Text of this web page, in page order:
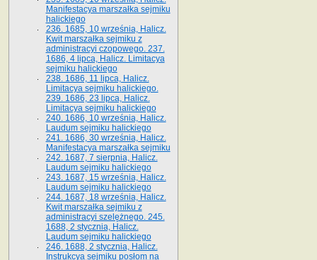
Manifestacya marszałka sejmiku
halickiego
236. 1685, 10 września, Halicz.
Kwit marszałka sejmiku z
administracyi czopowego. 237.
1686, 4 lipca, Halicz. Limitacya
sejmiku halickiego
238. 1686, 11 lipca, Halicz.
Limitacya sejmiku halickiego.
239. 1686, 23 lipca, Halicz.
Limitacya sejmiku halickiego
240. 1686, 10 września, Halicz.
Laudum sejmiku halickiego
241. 1686, 30 września, Halicz.
Manifestacya marszałka sejmiku
242. 1687, 7 sierpnia, Halicz.
Laudum sejmiku halickiego
243. 1687, 15 września, Halicz.
Laudum sejmiku halickiego
244. 1687, 18 września, Halicz.
Kwit marszałka sejmiku z
administracyi szelężnego. 245.
1688, 2 stycznia, Halicz.
Laudum sejmiku halickiego
246. 1688, 2 stycznia, Halicz.
Instrukcya sejmiku posłom na